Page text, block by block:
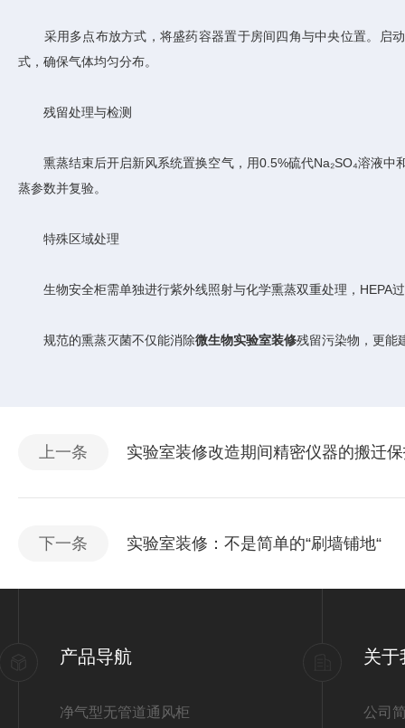
采用多点布放方式，将盛药容器置于房间四角与中央位置。启动
式，确保气体均匀分布。
残留处理与检测
熏蒸结束后开启新风系统置换空气，用0.5%硫代Na₂SO₄溶液中
蒸参数并复验。
特殊区域处理
生物安全柜需单独进行紫外线照射与化学熏蒸双重处理，HEPA过
规范的熏蒸灭菌不仅能消除微生物实验室装修残留污染物，更能
上一条 实验室装修改造期间精密仪器的搬迁
下一条 实验室装修：不是简单的“刷墙铺地“
产品导航
净气型无管道通风柜
关于
公司